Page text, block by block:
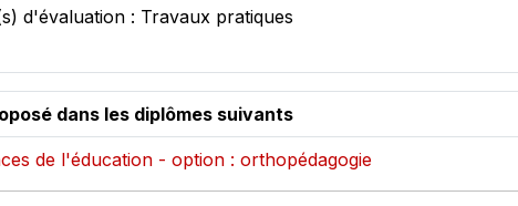
d'évaluation : Travaux pratiques
dans les diplômes suivants
de l'éducation - option : orthopédagogie